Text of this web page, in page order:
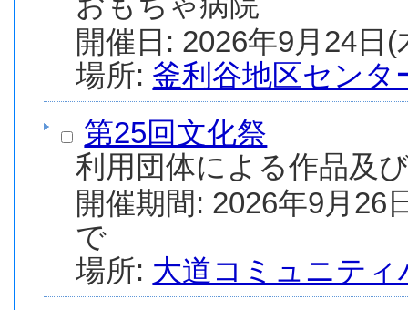
場所: 釜利谷地区センタ
第25回文化祭
利用団体による作品及
開催期間: 2026年9月26
場所: 大道コミュニティ